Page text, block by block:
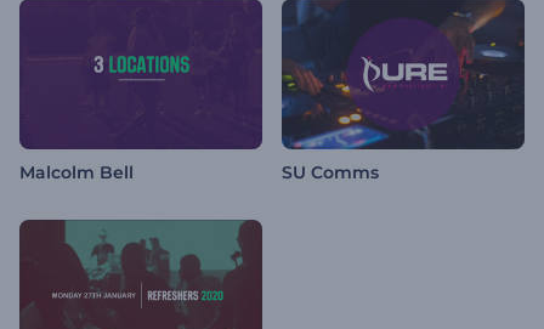
Malcolm Bell SU Comms